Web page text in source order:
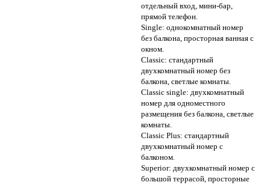
отдельный вход, мини-бар,
прямой телефон.
Single: однокомнатный номер
без балкона, просторная ванная с
окном.
Classic: стандартный
двухкомнатный номер без
балкона, светлые комнаты.
Classic single: двухкомнатный
номер для одноместного
размещения без балкона, светлые
комнаты.
Classic Plus: стандартный
двухкомнатный номер с
балконом.
Superior: двухкомнатный номер с
большой террасой, просторные